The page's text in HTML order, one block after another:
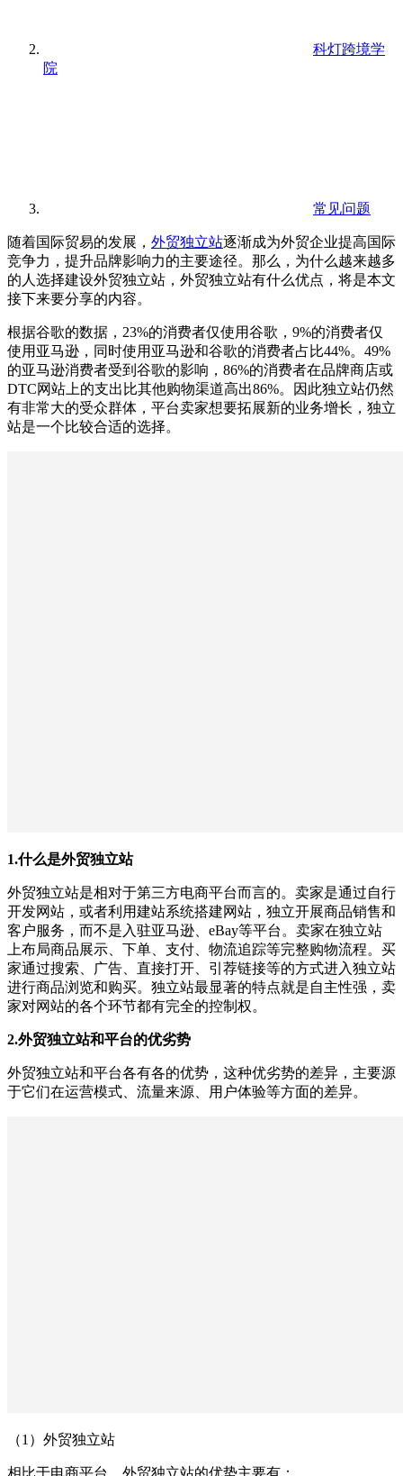
科灯跨境学
院
常见问题
随着国际贸易的发展， 外贸独立站逐渐成为外贸企业提高国际
竞争力，提升品牌影响力的主要途径。那么，为什么越来越多
的人选择建设外贸独立站，外贸独立站有什么优点，将是本文
接下来要分享的内容。
根据谷歌的数据，23%的消费者仅使用谷歌，9%的消费者仅
使用亚马逊，同时使用亚马逊和谷歌的消费者占比44%。49%
的亚马逊消费者受到谷歌的影响，86%的消费者在品牌商店或
DTC网站上的支出比其他购物渠道高出86%。因此独立站仍然
有非常大的受众群体，平台卖家想要拓展新的业务增长，独立
站是一个比较合适的选择。
1.什么是外贸独立站
外贸独立站是相对于第三方电商平台而言的。卖家是通过自行
开发网站，或者利用建站系统搭建网站，独立开展商品销售和
客户服务，而不是入驻亚马逊、eBay等平台。卖家在独立站
上布局商品展示、下单、支付、物流追踪等完整购物流程。买
家通过搜索、广告、直接打开、引荐链接等的方式进入独立站
进行商品浏览和购买。独立站最显著的特点就是自主性强，卖
家对网站的各个环节都有完全的控制权。
2.外贸独立站和平台的优劣势
外贸独立站和平台各有各的优势，这种优劣势的差异，主要源
于它们在运营模式、流量来源、用户体验等方面的差异。
（1）外贸独立站
相比于电商平台，外贸独立站的优势主要有：